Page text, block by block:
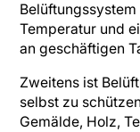
Temperatur und
an geschäftigen
Zweitens ist
selbst zu
Gemälde, Holz,